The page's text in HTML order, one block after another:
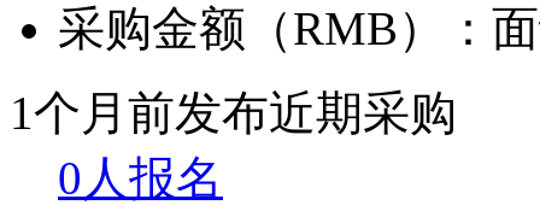
采购金额（RMB）：
1个月前发布近期采购
0人报名